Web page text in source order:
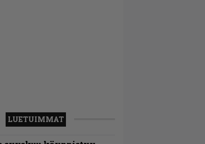
LUETUIMMAT